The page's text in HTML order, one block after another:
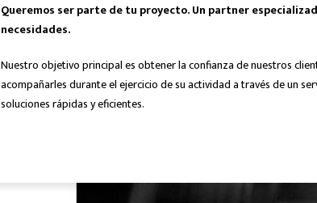
Queremos ser parte de tu proyecto. Un partner
necesidades.
Nuestro objetivo principal es obtener la confianza de nuestros
acompañarles durante el ejercicio de su actividad a través de un
soluciones rápidas y eficientes.